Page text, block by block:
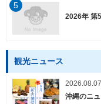
2026年 第
5
観光ニュース
2026.08.07
沖縄のニ